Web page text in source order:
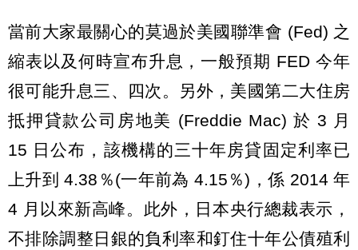
當前大家最關心的莫過於美國聯準會 (Fed) 之
縮表以及何時宣布升息，一般預期 FED 今年
很可能升息三、四次。另外，美國第二大住房
抵押貸款公司房地美 (Freddie Mac) 於 3 月
15 日公布，該機構的三十年房貸固定利率已
上升到 4.38％(一年前為 4.15％)，係 2014 年
4 月以來新高峰。此外，日本央行總裁表示，
不排除調整日銀的負利率和釘住十年公債殖利